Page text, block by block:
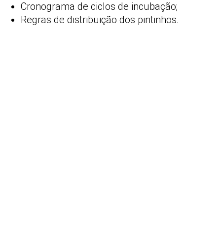
Cronograma de ciclos de incubação;
Regras de distribuição dos pintinhos.